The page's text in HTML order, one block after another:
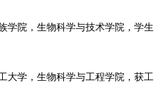
学院，生物科学与技术学院，学生
大学，生物科学与工程学院，获工